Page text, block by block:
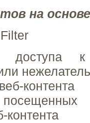
на
доступа
контента
контента